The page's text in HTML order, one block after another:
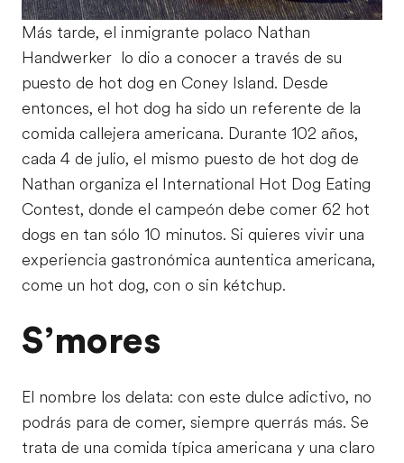
Más tarde, el inmigrante polaco Nathan
Handwerker lo dio a conocer a través de su
puesto de hot dog en Coney Island. Desde
entonces, el hot dog ha sido un referente de la
comida callejera americana. Durante 102 años,
cada 4 de julio, el mismo puesto de hot dog de
Nathan organiza el International Hot Dog Eating
Contest, donde el campeón debe comer 62 hot
dogs en tan sólo 10 minutos. Si quieres vivir una
experiencia gastronómica auntentica americana,
come un hot dog, con o sin kétchup.
S’mores
El nombre los delata: con este dulce adictivo, no
podrás para de comer, siempre querrás más. Se
trata de una comida típica americana y una claro